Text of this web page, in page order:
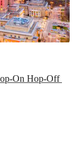
On Hop-Off